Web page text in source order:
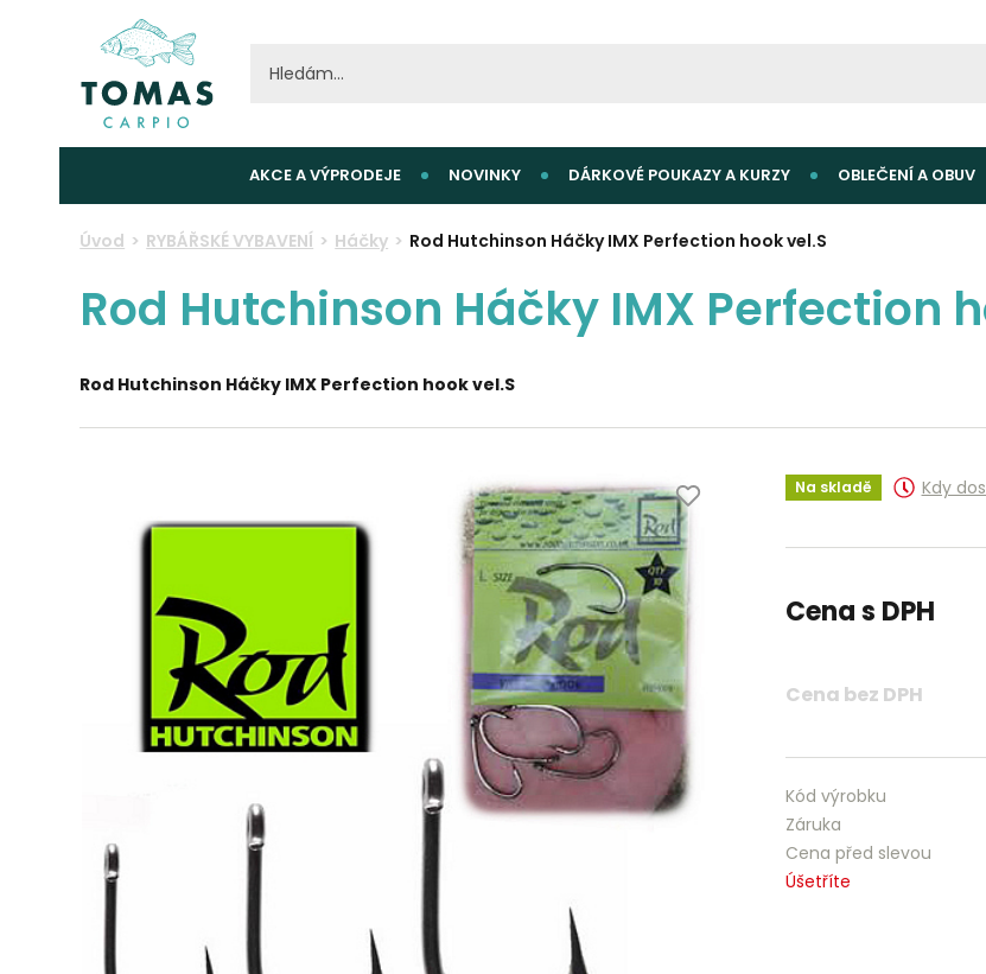
AKCE A VÝPRODEJE NOVINKY DÁRKOVÉ POUKAZY A KURZY OBLEČENÍ A OBUV
Úvod RYBÁŘSKÉ VYBAVENÍ Háčky Rod Hutchinson Háčky IMX Perfection hook vel.S
Rod Hutchinson Háčky IMX Perfection
Rod Hutchinson Háčky IMX Perfection hook vel.S
Na skladě Kdy
Cena s DPH
Cena bez DPH
Kód výrobku
Záruka
Cena před slevou
Úšetříte